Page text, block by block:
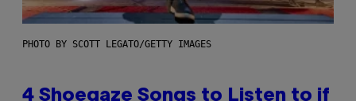
PHOTO BY SCOTT LEGATO/GETTY IMAGES
4 Shoegaze Songs to Listen to if